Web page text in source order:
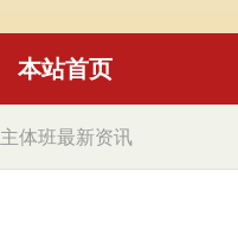
本站首页
主体班最新资讯